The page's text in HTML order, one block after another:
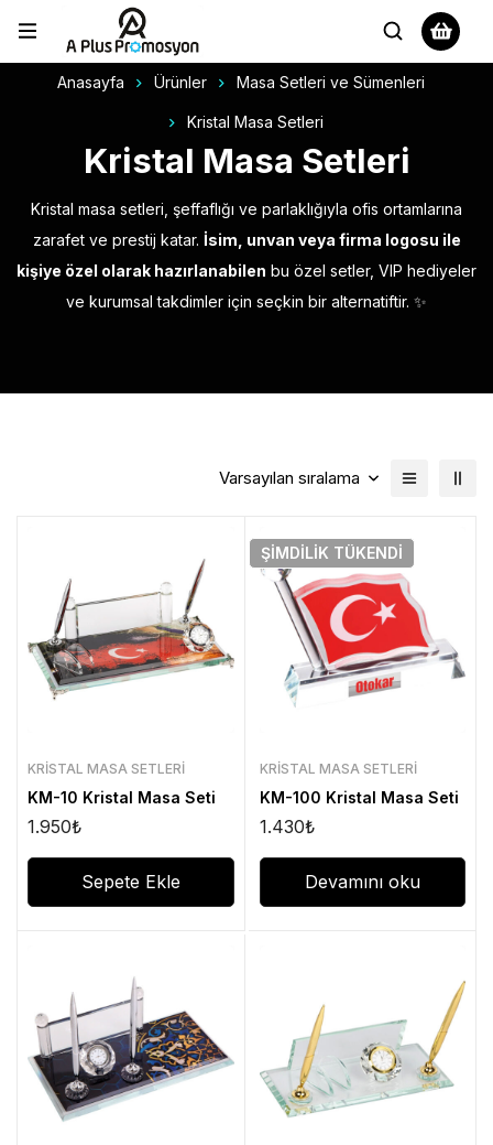
Anasayfa Ürünler Masa Setleri ve Sümenleri
Kristal Masa Setleri
Kristal Masa Setleri
Kristal masa setleri, şeffaflığı ve parlaklığıyla ofis ortamlarına
zarafet ve prestij katar. İsim, unvan veya firma logosu ile
kişiye özel olarak hazırlanabilen bu özel setler, VIP hediyeler
ve kurumsal takdimler için seçkin bir alternatiftir. ✨
Varsayılan sıralama
KRISTAL MASA SETLERI
KM-10 Kristal Masa Seti
1.950₺
Sepete Ekle
ŞIMDILIK TÜKENDI
KRISTAL MASA SETLERI
KM-100 Kristal Masa Seti
1.430₺
Devamını oku